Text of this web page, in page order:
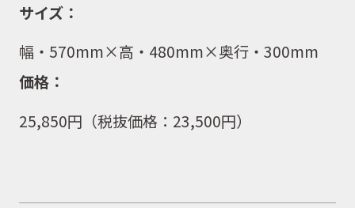
サイズ：
幅・ 570mm×高・ 480mm×奥行・ 300mm
価格：
25,850円（税抜価格： 23,500円）